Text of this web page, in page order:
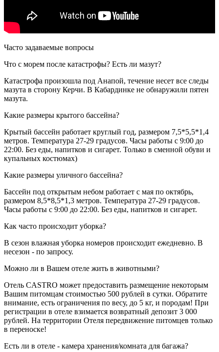
Часто задаваемые вопросы
Что с морем после катастрофы? Есть ли мазут?
Катастрофа произошла под Анапой, течение несет все следы
мазута в сторону Керчи. В Кабардинке не обнаружили пятен
мазута.
Какие размеры крытого бассейна?
Крытый бассейн работает круглый год, размером 7,5*5,5*1,4
метров. Температура 27-29 градусов. Часы работы с 9:00 до
22:00. Без еды, напитков и сигарет. Только в сменной обуви и
купальных костюмах)
Какие размеры уличного бассейна?
Бассейн под открытым небом работает с мая по октябрь,
размером 8,5*8,5*1,3 метров. Температура 27-29 градусов.
Часы работы с 9:00 до 22:00. Без еды, напитков и сигарет.
Как часто происходит уборка?
В сезон влажная уборка номеров происходит ежедневно. В
несезон - по запросу.
Можно ли в Вашем отеле жить в животными?
Отель CASTRO может предоставить размещение некоторым
Вашим питомцам стоимостью 500 рублей в сутки. Обратите
внимание, есть ограничения по весу, до 5 кг, и породам! При
регистрации в отеле взимается возвратный депозит 3 000
рублей. На территории Отеля передвижение питомцев только
в переноске!
Есть ли в отеле - камера хранения/комната для багажа?